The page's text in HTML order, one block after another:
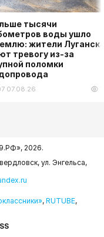
тысячи
воды ушло
жители
тревогу из-за
поломки
07.08.26
2026.
ул. Энгельса,
, RUTUBE,